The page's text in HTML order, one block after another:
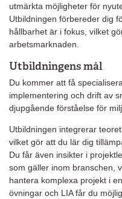
utmärkta möjligheter för
Utbildningen förbereder dig
hållbarhet är i fokus, vilket
arbetsmarknaden.
Utbildningens mål
Du kommer att få
implementering och drift av
djupgående förståelse för
Utbildningen integrerar
vilket gör att du lär dig
Du får även insikter i
som gäller inom branschen,
hantera komplexa projekt i
övningar och LIA får du